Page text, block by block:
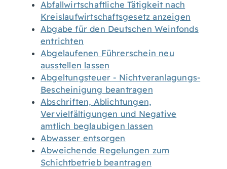
Abfallwirtschaftliche Tätigkeit nach
Kreislaufwirtschaftsgesetz anzeigen
Abgabe für den Deutschen Weinfonds
entrichten
Abgelaufenen Führerschein neu
ausstellen lassen
Abgeltungsteuer - Nichtveranlagungs-
Bescheinigung beantragen
Abschriften, Ablichtungen,
Vervielfältigungen und Negative
amtlich beglaubigen lassen
Abwasser entsorgen
Abweichende Regelungen zum
Schichtbetrieb beantragen